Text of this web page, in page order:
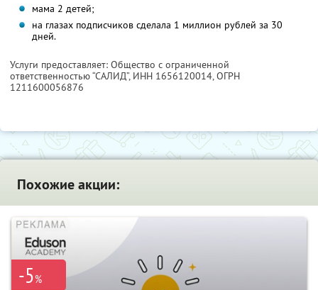
мама 2 детей;
на глазах подписчиков сделала 1 миллион рублей за 30
дней.
Услуги предоставляет: Общество с ограниченной
ответственностью “САЛИД”, ИНН 1656120014, ОГРН
1211600056876
Похожие акции:
-5%